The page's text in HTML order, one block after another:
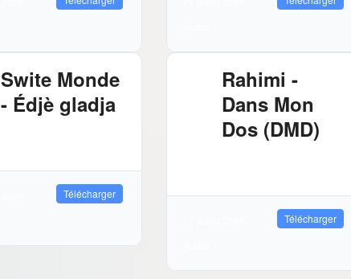
Swite Monde
- Édjè gladja
Télécharger
Rahimi -
Dans Mon
Dos (DMD)
Télécharger